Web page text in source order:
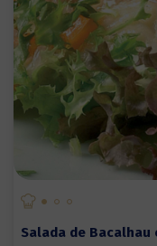
Salada de Bacalhau